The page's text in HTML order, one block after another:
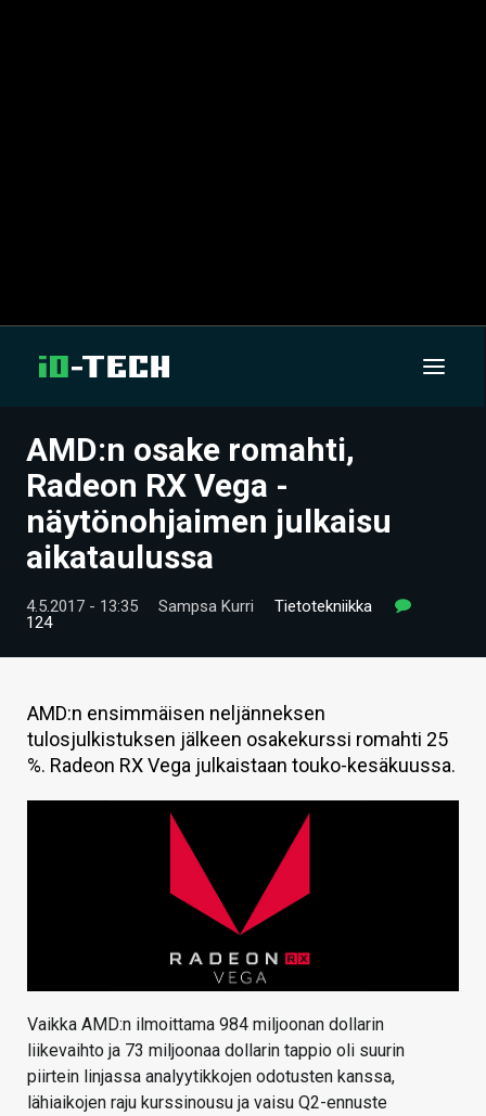
UUTISET
ARTIKKELIT
VIDEOT
TECHBBS
KAUPPA
AMD:n osake romahti,
Radeon RX Vega -
näytönohjaimen julkaisu
aikataulussa
4.5.2017 - 13:35 Sampsa Kurri
Tietotekniikka
124
AMD:n ensimmäisen neljänneksen
tulosjulkistuksen jälkeen osakekurssi romahti 25
%. Radeon RX Vega julkaistaan touko-kesäkuussa.
Vaikka AMD:n ilmoittama 984 miljoonan dollarin
liikevaihto ja 73 miljoonaa dollarin tappio oli suurin
piirtein linjassa analyytikkojen odotusten kanssa,
lähiaikojen raju kurssinousu ja vaisu Q2-ennuste